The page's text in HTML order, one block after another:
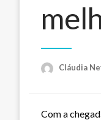
Cláudia
Com a